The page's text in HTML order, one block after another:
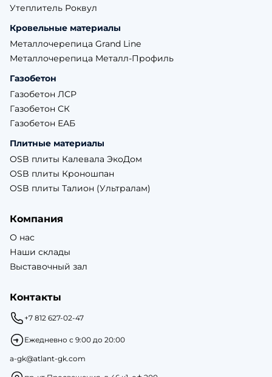
Утеплитель Роквул
Кровельные материалы
Металлочерепица Grand Line
Металлочерепица Металл-Профиль
Газобетон
Газобетон ЛСР
Газобетон СК
Газобетон ЕАБ
Плитные материалы
OSB плиты Калевала ЭкоДом
OSB плиты Кроношпан
OSB плиты Талион (Ультралам)
Компания
О нас
Наши склады
Выставочный зал
Контакты
+7 812 627-02-47
Ежедневно с 9:00 до 20:00
a-gk@atlant-gk.com